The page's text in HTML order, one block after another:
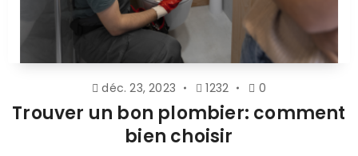
déc. 23, 2023 1232 0
Trouver un bon plombier: comment
bien choisir